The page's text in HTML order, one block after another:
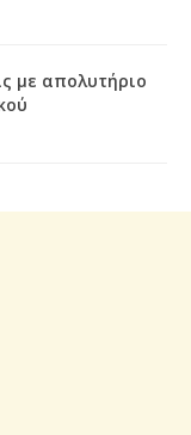
με απολυτήριο